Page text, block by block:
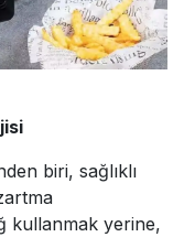
biri, sağlıklı
kullanmak yerine,